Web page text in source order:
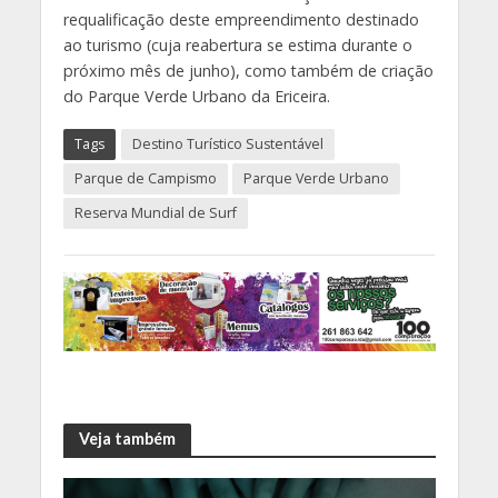
requalificação deste empreendimento destinado
ao turismo (cuja reabertura se estima durante o
próximo mês de junho), como também de criação
do Parque Verde Urbano da Ericeira.
Tags
Destino Turístico Sustentável
Parque de Campismo
Parque Verde Urbano
Reserva Mundial de Surf
Veja também